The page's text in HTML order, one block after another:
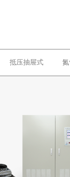
抵压抽屉式